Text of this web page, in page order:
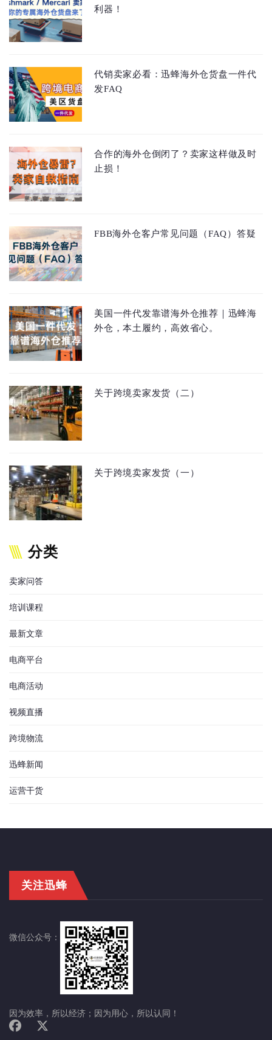
利器！
代销卖家必看：迅蜂海外仓货盘一件代
发FAQ
合作的海外仓倒闭了？卖家这样做及时
止损！
FBB海外仓客户常见问题（FAQ）答疑
美国一件代发靠谱海外仓推荐｜迅蜂海
外仓，本土履约，高效省心。
关于跨境卖家发货（二）
关于跨境卖家发货（一）
分类
卖家问答
培训课程
最新文章
电商平台
电商活动
视频直播
跨境物流
迅蜂新闻
运营干货
关注迅蜂
微信公众号：
因为效率，所以经济；因为用心，所以认同！